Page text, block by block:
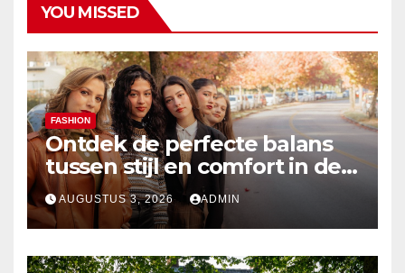
YOU MISSED
FASHION
Ontdek de perfecte balans
tussen stijl en comfort in de
nieuwste damesmode
AUGUSTUS 3, 2026 ADMIN